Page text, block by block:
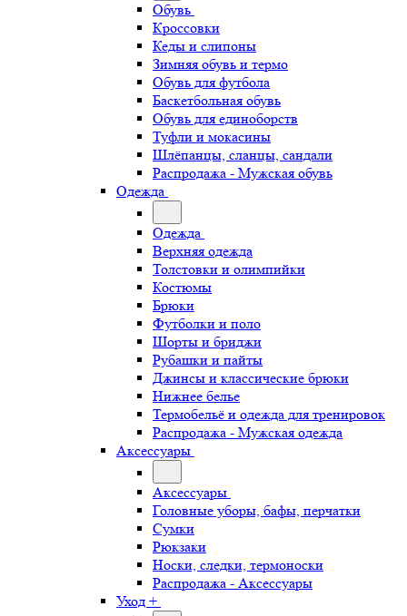
Обувь
Кроссовки
Кеды и слипоны
Зимняя обувь и термо
Обувь для футбола
Баскетбольная обувь
Обувь для единоборств
Туфли и мокасины
Шлёпанцы, сланцы, сандали
Распродажа - Мужская обувь
Одежда
Одежда
Верхняя одежда
Толстовки и олимпийки
Костюмы
Брюки
Футболки и поло
Шорты и бриджи
Рубашки и пайты
Джинсы и классические брюки
Нижнее белье
Термобельё и одежда для тренировок
Распродажа - Мужская одежда
Аксессуары
Аксессуары
Головные уборы, бафы, перчатки
Сумки
Рюкзаки
Носки, следки, термоноски
Распродажа - Аксессуары
Уход +